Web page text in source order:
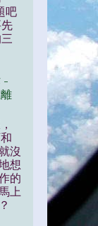
吧
-
沒
想
的
上